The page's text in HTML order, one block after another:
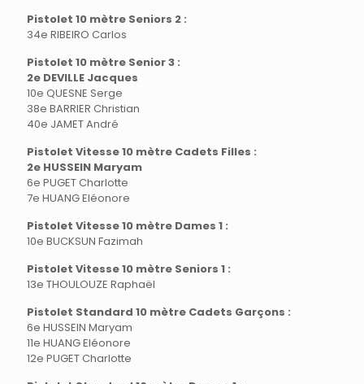
Pistolet 10 mètre Seniors 2 :
34e RIBEIRO Carlos
Pistolet 10 mètre Senior 3 :
2e DEVILLE Jacques
10e QUESNE Serge
38e BARRIER Christian
40e JAMET André
Pistolet Vitesse 10 mètre Cadets Filles :
2e HUSSEIN Maryam
6e PUGET Charlotte
7e HUANG Eléonore
Pistolet Vitesse 10 mètre Dames 1 :
10e BUCKSUN Fazimah
Pistolet Vitesse 10 mètre Seniors 1 :
13e THOULOUZE Raphaël
Pistolet Standard 10 mètre Cadets Garçons :
6e HUSSEIN Maryam
11e HUANG Eléonore
12e PUGET Charlotte